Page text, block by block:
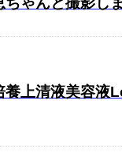
養上清液美容液